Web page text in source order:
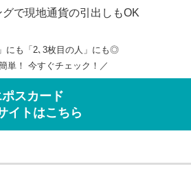
で現地通貨の引出しもOK
にも「2､3枚目の人」にも◎
単！ 今すぐチェック！／
ポスカード
イトはこちら